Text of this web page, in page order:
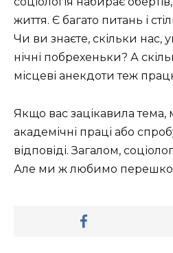
життя. Є багато питань і
Чи ви знаєте, скільки нас,
нічні побрехеньки? А
місцеві анекдоти теж
Якщо вас зацікавила тема,
академічні праці або
відповіді. Загалом,
Але ми ж любимо